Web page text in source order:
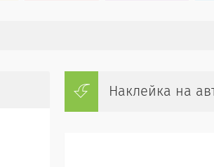
Наклейка на